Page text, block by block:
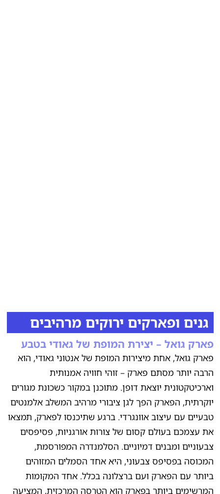
גנים ופארקים ירוקים מרהיבים
פארק גואל – יצירת המופת של גאודי בטבע
פארק גואל, אחת מיצירות המופת של אנטוני גאודי, הוא
הרבה יותר מסתם פארק – זוהי חוויה אמנותית
וארכיטקטונית יוצאת דופן. מתוכנן במקור כשכונת מגורים
יוקרתית, הפארק הפך לגן ציבורי מרהיב המשלב אלמנטים
טבעיים עם עיצוב אוונגרדי. ברגע שתיכנסו לפארק, תמצאו
את עצמכם בעולם קסום של צורות אורגניות, פסיפסים
צבעוניים ומבנים דמיוניים. הסלמנדרה המפורסמת,
המכוסה בפסיפס צבעוני, היא אחד הסמלים המזוהים
ביותר עם הפארק ועם ברצלונה בכלל. אחד המקומות
המרשימים ביותר בפארק הוא הטרסה המרכזית, המציעה